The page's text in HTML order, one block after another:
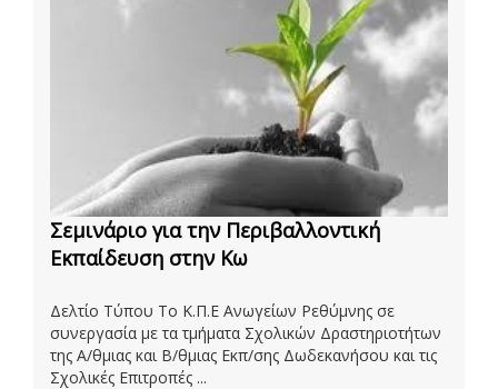
Σεμινάριο για την Περιβαλλοντική
Εκπαίδευση στην Κω
Δελτίο Τύπου Το Κ.Π.Ε Ανωγείων Ρεθύμνης σε
συνεργασία με τα τμήματα Σχολικών Δραστηριοτήτων
της Α/θμιας και Β/θμιας Εκπ/σης Δωδεκανήσου και τις
Σχολικές Επιτροπές ...